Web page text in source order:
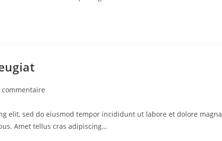
:
commentaire
elit, sed do eiusmod tempor incididunt ut labore et dolore magna
Amet tellus cras adipiscing…